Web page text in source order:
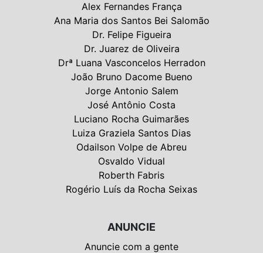
Alex Fernandes França
Ana Maria dos Santos Bei Salomão
Dr. Felipe Figueira
Dr. Juarez de Oliveira
Drª Luana Vasconcelos Herradon
João Bruno Dacome Bueno
Jorge Antonio Salem
José Antônio Costa
Luciano Rocha Guimarães
Luiza Graziela Santos Dias
Odailson Volpe de Abreu
Osvaldo Vidual
Roberth Fabris
Rogério Luís da Rocha Seixas
ANUNCIE
Anuncie com a gente